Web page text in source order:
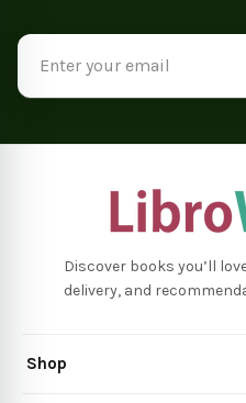
Discover books you’ll
delivery, and
Shop